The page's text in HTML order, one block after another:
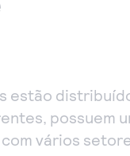
estão
possuem
vários